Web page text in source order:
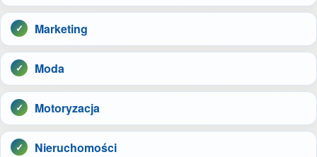
Marketing
Moda
Motoryzacja
Nieruchomości